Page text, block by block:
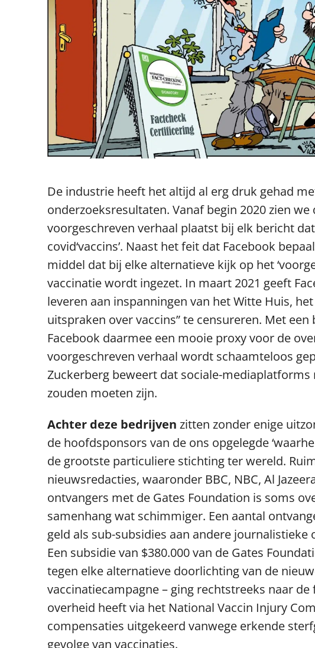
De industrie heeft het altijd al erg druk gehad
onderzoeksresultaten. Vanaf begin 2020 zien we
voorgeschreven verhaal plaatst bij elk bericht
covid‘vaccins’. Naast het feit dat Facebook
middel dat bij elke alternatieve kijk op het
vaccinatie wordt ingezet. In maart 2021 geeft
leveren aan inspanningen van het Witte Huis,
uitspraken over vaccins” te censureren. Met
Facebook daarmee een mooie proxy voor de
voorgeschreven verhaal wordt schaamteloos
Zuckerberg beweert dat sociale-mediaplatforms
zouden moeten zijn.
Achter deze bedrijven zitten zonder enige
de hoofdsponsors van de ons opgelegde
de grootste particuliere stichting ter wereld.
nieuwsredacties, waaronder BBC, NBC, Al
ontvangers met de Gates Foundation is soms
samenhang wat schimmiger. Een aantal
geld als sub-subsidies aan andere journalistieke
Een subsidie van $380.000 van de Gates
tegen elke alternatieve doorlichting van de
vaccinatiecampagne – ging rechtstreeks naar
overheid heeft via het National Vaccin Injury
compensaties uitgekeerd vanwege erkende
gevolge van vaccinaties.